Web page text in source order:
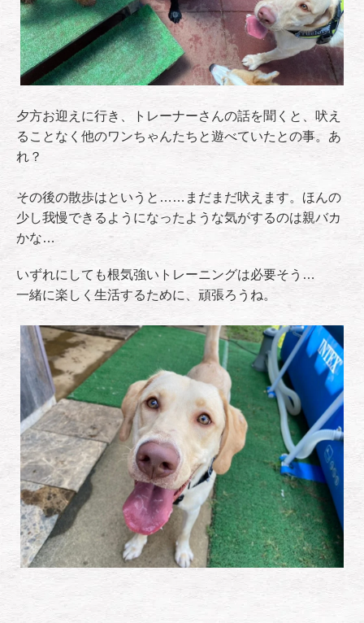
夕方お迎えに行き、トレーナーさんの話を聞くと、吠え
ることなく他のワンちゃんたちと遊べていたとの事。あ
れ？
その後の散歩はというと……まだまだ吠えます。ほんの
少し我慢できるようになったような気がするのは親バカ
かな…
いずれにしても根気強いトレーニングは必要そう…
一緒に楽しく生活するために、頑張ろうね。